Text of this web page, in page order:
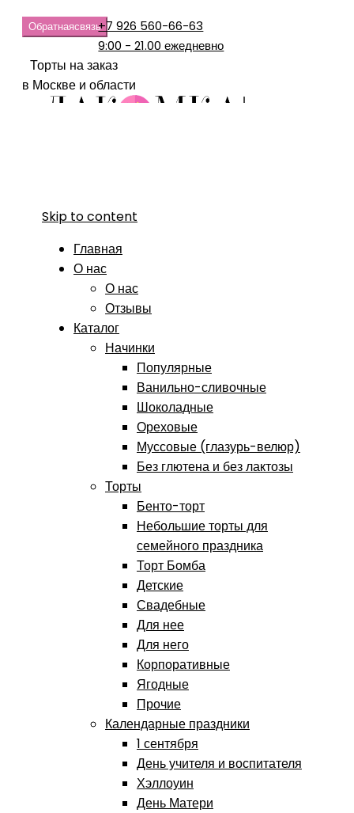
Обратнаясвязь+7 926 560-66-63
9:00 - 21.00 ежедневно
Торты на заказ
в Москве и области
Skip to content
Главная
О нас
О нас
Отзывы
Каталог
Начинки
Популярные
Ванильно-сливочные
Шоколадные
Ореховые
Муссовые (глазурь-велюр)
Без глютена и без лактозы
Торты
Бенто-торт
Небольшие торты для
семейного праздника
Торт Бомба
Детские
Свадебные
Для нее
Для него
Корпоративные
Ягодные
Прочие
Календарные праздники
1 сентября
День учителя и воспитателя
Хэллоуин
День Матери